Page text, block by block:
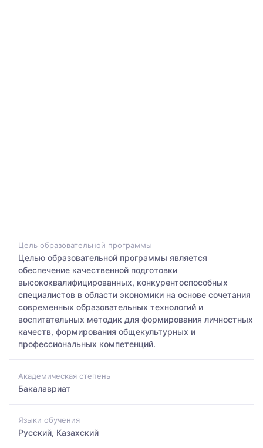
Цель образовательной программы
Целью образовательной программы является
обеспечение качественной подготовки
высококвалифицированных, конкурентоспособных
специалистов в области экономики на основе сочетания
современных образовательных технологий и
воспитательных методик для формирования личностных
качеств, формирования общекультурных и
профессиональных компетенций.
Академическая степень
Бакалавриат
Языки обучения
Русский, Казахский